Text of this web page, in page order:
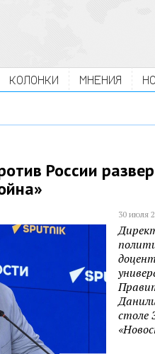
КОЛОНКИ МНЕНИЯ
России
30 июля